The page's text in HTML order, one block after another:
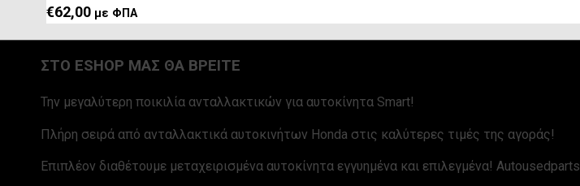
€62,00 με ΦΠΑ
ΣΤΟ ESHOP ΜΑΣ ΘΑ ΒΡΕΙΤΕ
Την μεγαλύτερη ποικιλία ανταλλακτικών για αυτοκίνητα Smart!
Πλήρη σειρά από ανταλλακτικά αυτοκινήτων Honda στις καλύτερες τιμές της αγοράς!
Επιπλέον διαθέτουμε μεταχειρισμένα αυτοκίνητα εγγυημένα και επιλεγμένα! Autousedparts